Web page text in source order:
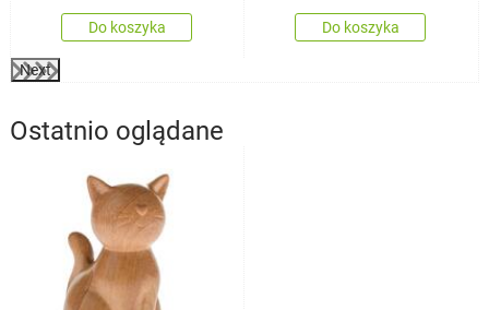
Do koszyka Do koszyka
Next
Ostatnio oglądane